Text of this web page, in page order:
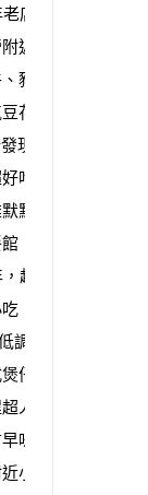
店，經典復刻檸
近古早味白糖粿
豬肉餡餅，一不
花、甜點，必吃
現，超強明太子
吃蛋黃、辣味肉
默營業4年多的
，老屋歲月、懷
超人氣手工包子
，綿密芋泥蛋黃
調歐包、明太子
仔菜，必吃鹹香
人氣甜點，新鮮
味香腸、關東煮
小點心，外皮香